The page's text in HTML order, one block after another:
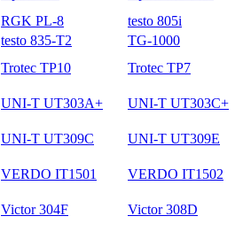
RGK PL-8
testo 805i
testo 835-T2
TG-1000
Trotec TP10 Trotec TP7
UNI-T UT303A+ UNI-T UT303C+
UNI-T UT309C UNI-T UT309E
VERDO IT1501 VERDO IT1502
Victor 304F
Victor 308D